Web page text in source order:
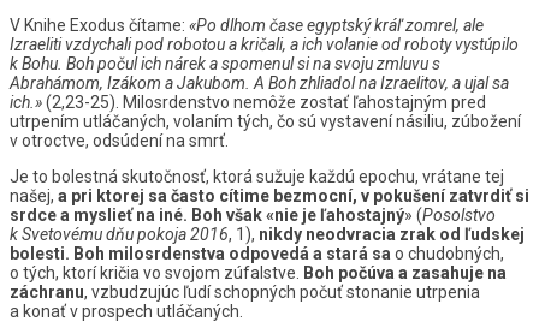
V Knihe Exodus čítame: «Po dlhom čase egyptský kráľ zomrel, ale
Izraeliti vzdychali pod robotou a kričali, a ich volanie od roboty vystúpilo
k Bohu. Boh počul ich nárek a spomenul si na svoju zmluvu s
Abrahámom, Izákom a Jakubom. A Boh zhliadol na Izraelitov, a ujal sa
ich.»(2,23-25). Milosrdenstvo nemôže zostať ľahostajným pred
utrpením utláčaných, volaním tých, čo sú vystavení násiliu, zúbožení
v otroctve, odsúdení na smrť.
Je to bolestná skutočnosť, ktorá sužuje každú epochu, vrátane tej
našej, a pri ktorej sa často cítime bezmocní, v pokušení zatvrdiť si
srdce a myslieť na iné. Boh však «nie je ľahostajný» (Posolstvo
k Svetovému dňu pokoja 2016, 1), nikdy neodvracia zrak od ľudskej
bolesti. Boh milosrdenstva odpovedá a stará sa o chudobných,
o tých, ktorí kričia vo svojom zúfalstve. Boh počúva a zasahuje na
záchranu, vzbudzujúc ľudí schopných počuť stonanie utrpenia
a konať v prospech utláčaných.